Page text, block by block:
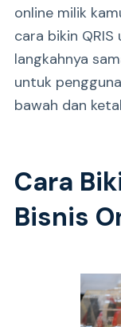
online milik
cara bikin
langkahnya
untuk
bawah dan
Cara
Bisnis